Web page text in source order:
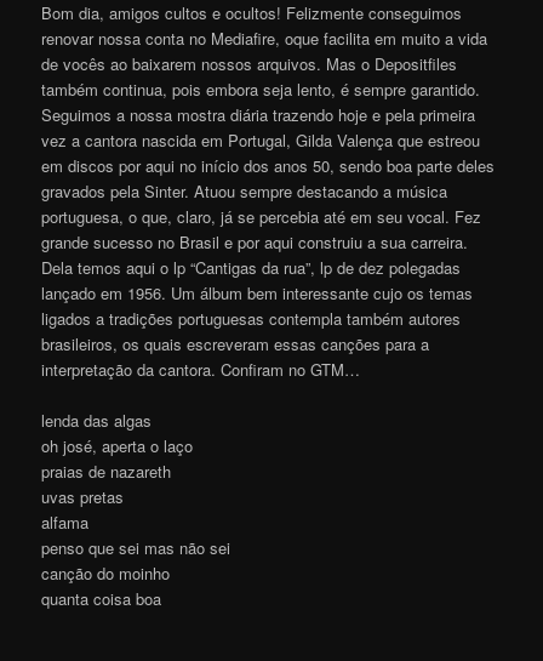
Bom dia, amigos cultos e ocultos! Felizmente conseguimos
renovar nossa conta no Mediafire, oque facilita em muito a vida
de vocês ao baixarem nossos arquivos. Mas o Depositfiles
também continua, pois embora seja lento, é sempre garantido.
Seguimos a nossa mostra diária trazendo hoje e pela primeira
vez a cantora nascida em Portugal, Gilda Valença que estreou
em discos por aqui no início dos anos 50, sendo boa parte deles
gravados pela Sinter. Atuou sempre destacando a música
portuguesa, o que, claro, já se percebia até em seu vocal. Fez
grande sucesso no Brasil e por aqui construiu a sua carreira.
Dela temos aqui o lp “Cantigas da rua”, lp de dez polegadas
lançado em 1956. Um álbum bem interessante cujo os temas
ligados a tradições portuguesas contempla também autores
brasileiros, os quais escreveram essas canções para a
interpretação da cantora. Confiram no GTM…
lenda das algas
oh josé, aperta o laço
praias de nazareth
uvas pretas
alfama
penso que sei mas não sei
canção do moinho
quanta coisa boa